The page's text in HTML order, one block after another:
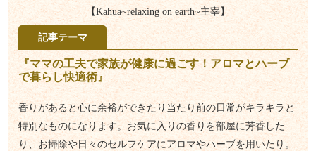
【Kahua~relaxing on earth~主宰】
記事テーマ
『ママの工夫で家族が健康に過ごす！アロマとハーブ
で暮らし快適術』
香りがあると心に余裕ができたり当たり前の日常がキラキラと
特別なものになります。お気に入りの香りを部屋に芳香した
り、お掃除や日々のセルフケアにアロマやハーブを用いたり。